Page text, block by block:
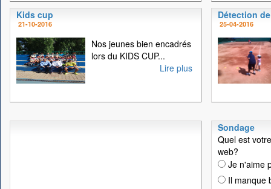
Kids cup
21-10-2016
Nos jeunes bien encadrés
lors du KIDS CUP...
Lire plus
Détection
25-04-2016
Sondage
Quel est
web?
Je n'aime
Il manque